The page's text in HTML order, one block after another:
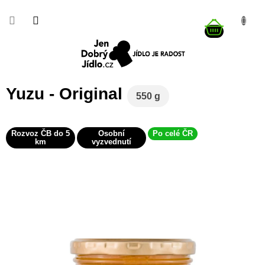
obsah
Yuzu - Original 550 g
Rozvoz ČB do 5
km
Osobní
vyzvednutí
Po celé ČR